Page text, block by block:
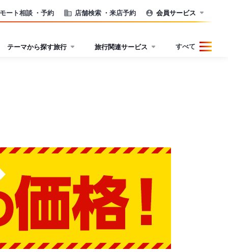
ート相談 ・予約 店舗検索 ・来店予約 会員サービス
テーマから探す旅行 旅行関連サービス すべて